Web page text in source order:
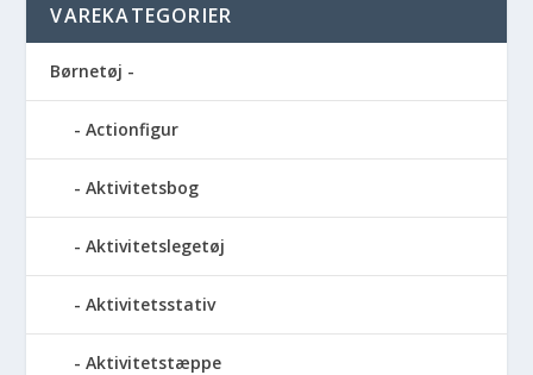
VAREKATEGORIER
Børnetøj -
Actionfigur
Aktivitetsbog
Aktivitetslegetøj
Aktivitetsstativ
Aktivitetstæppe